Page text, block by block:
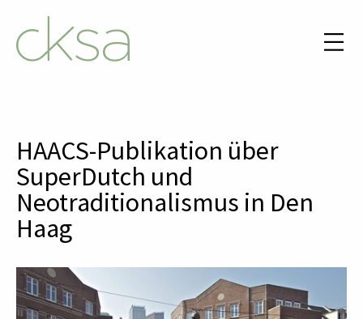
HAACS-Publikation über
SuperDutch und
Neotraditionalismus in Den
Haag